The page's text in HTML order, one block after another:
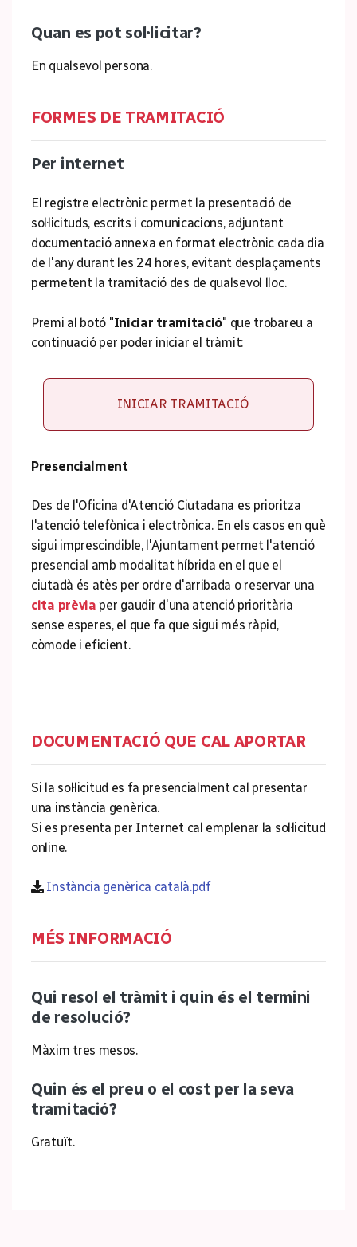
Quan es pot sol·licitar?
En qualsevol persona.
FORMES DE TRAMITACIÓ
Per internet
El registre electrònic permet la presentació de
sol·licituds, escrits i comunicacions, adjuntant
documentació annexa en format electrònic cada dia
de l'any durant les 24 hores, evitant desplaçaments
permetent la tramitació des de qualsevol lloc.
Premi al botó "Iniciar tramitació" que trobareu a
continuació per poder iniciar el tràmit:
INICIAR TRAMITACIÓ
Presencialment
Des de l'Oficina d'Atenció Ciutadana es prioritza
l'atenció telefònica i electrònica. En els casos en què
sigui imprescindible, l'Ajuntament permet l'atenció
presencial amb modalitat híbrida en el que el
ciutadà és atès per ordre d'arribada o reservar una
cita prèvia per gaudir d'una atenció prioritària
sense esperes, el que fa que sigui més ràpid,
còmode i eficient.
DOCUMENTACIÓ QUE CAL APORTAR
Si la sol·licitud es fa presencialment cal presentar
una instància genèrica.
Si es presenta per Internet cal emplenar la sol·licitud
online.
Instància genèrica català.pdf
MÉS INFORMACIÓ
Qui resol el tràmit i quin és el termini
de resolució?
Màxim tres mesos.
Quin és el preu o el cost per la seva
tramitació?
Gratuït.